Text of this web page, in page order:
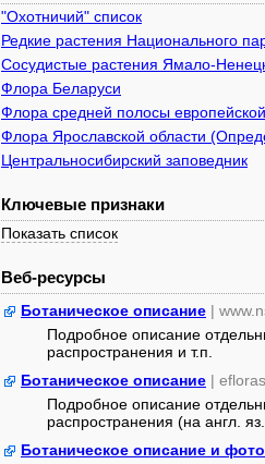
"Охотничий" список
Редкие растения Национального
Сосудистые растения Ямало-
Флора Беларуси
Флора средней полосы
Флора Ярославской области
Центральносибирский заповедник
Ключевые признаки
Показать список
Веб-ресурсы
Ботаническое описание |
Подробное описание
распространения и т.п.
Ботаническое описание |
Подробное описание
распространения (на англ.
Ботаническое описание и фото